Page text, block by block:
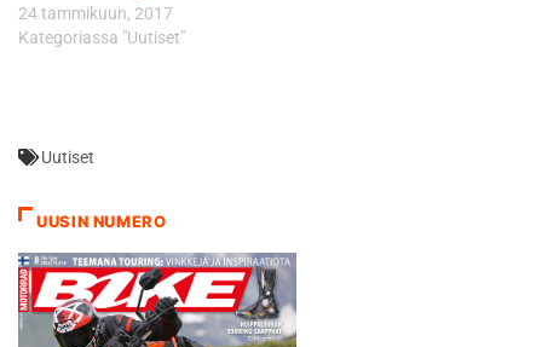
24 tammikuun, 2017
Kategoriassa "Uutiset"
Uutiset
UUSIN NUMERO